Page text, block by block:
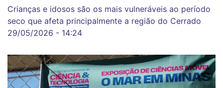
Crianças e idosos são os mais vulneráveis ao período
seco que afeta principalmente a região do Cerrado
29/05/2026 - 14:24